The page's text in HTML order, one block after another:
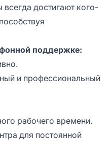
всегда достигают кого-
поддержке:
и профессиональный
рабочего времени.
для постоянной